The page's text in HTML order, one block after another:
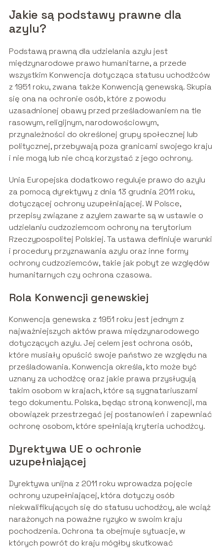
Jakie są podstawy prawne dla
azylu?
Podstawą prawną dla udzielania azylu jest
międzynarodowe prawo humanitarne, a przede
wszystkim Konwencja dotycząca statusu uchodźców
z 1951 roku, zwana także Konwencją genewską. Skupia
się ona na ochronie osób, które z powodu
uzasadnionej obawy przed prześladowaniem na tle
rasowym, religijnym, narodowościowym,
przynależności do określonej grupy społecznej lub
politycznej, przebywają poza granicami swojego kraju
i nie mogą lub nie chcą korzystać z jego ochrony.
Unia Europejska dodatkowo reguluje prawo do azylu
za pomocą dyrektywy z dnia 13 grudnia 2011 roku,
dotyczącej ochrony uzupełniającej. W Polsce,
przepisy związane z azylem zawarte są w ustawie o
udzielaniu cudzoziemcom ochrony na terytorium
Rzeczypospolitej Polskiej. Ta ustawa definiuje warunki
i procedury przyznawania azylu oraz inne formy
ochrony cudzoziemców, takie jak pobyt ze względów
humanitarnych czy ochrona czasowa.
Rola Konwencji genewskiej
Konwencja genewska z 1951 roku jest jednym z
najważniejszych aktów prawa międzynarodowego
dotyczących azylu. Jej celem jest ochrona osób,
które musiały opuścić swoje państwo ze względu na
prześladowania. Konwencja określa, kto może być
uznany za uchodźcę oraz jakie prawa przysługują
takim osobom w krajach, które są sygnatariuszami
tego dokumentu. Polska, będąc stroną konwencji, ma
obowiązek przestrzegać jej postanowień i zapewniać
ochronę osobom, które spełniają kryteria uchodźcy.
Dyrektywa UE o ochronie
uzupełniającej
Dyrektywa unijna z 2011 roku wprowadza pojęcie
ochrony uzupełniającej, która dotyczy osób
niekwalifikujących się do statusu uchodźcy, ale wciąż
narażonych na poważne ryzyko w swoim kraju
pochodzenia. Ochrona ta obejmuje sytuacje, w
których powrót do kraju mógłby skutkować